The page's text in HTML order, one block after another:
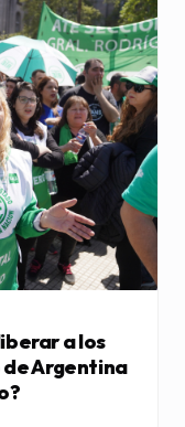
a los
Argentina